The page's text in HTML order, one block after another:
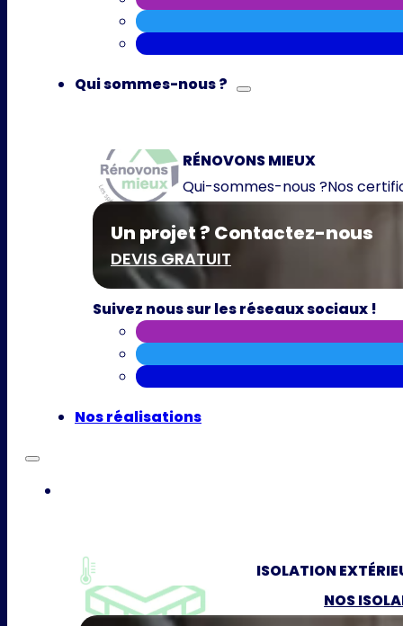
Qui sommes-nous ?
RÉNOVONS MIEUX
Qui-sommes-nous ?Nos
Un projet ? Contactez-nous
DEVIS GRATUIT
Suivez nous sur les réseaux sociaux !
Nos réalisations
ISOLATION
NOS